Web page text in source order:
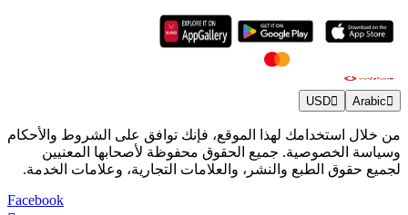
Arabic
USD
من خلال استخدامك لهذا الموقع، فإنك توافق على الشروط والأحكام
وسياسة الخصوصية. جميع الحقوق محفوظة لأصحابها المعنيين
لجميع حقوق الطبع والنشر، والعلامات التجارية، وعلامات الخدمة.
Facebook